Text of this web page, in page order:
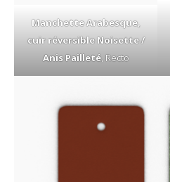
Manchette Arabesque,
cuir réversible Noisette /
Anis Pailleté, Recto